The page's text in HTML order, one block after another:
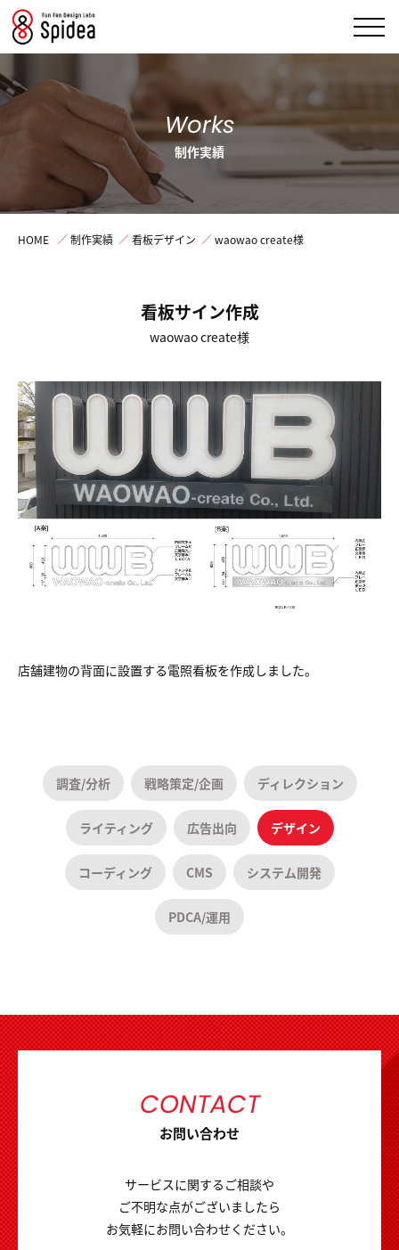
Works
制作実績
HOME ／制作実績 ／看板デザイン ／waowao create様
看板サイン作成
waowao create様
店舗建物の背面に設置する電照看板を作成しました。
調査/分析 戦略策定/企画 ディレクション
ライティング 広告出向 デザイン
コーディング CMS システム開発
PDCA/運用
CONTACT
お問い合わせ
サービスに関するご相談や
ご不明な点がございましたら
お気軽にお問い合わせください。